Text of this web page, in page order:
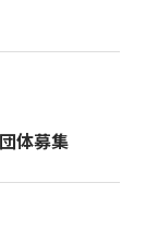
体募集